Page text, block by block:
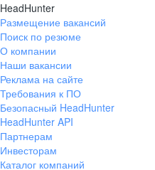
HeadHunter
Размещение вакансий
Поиск по резюме
О компании
Наши вакансии
Реклама на сайте
Требования к ПО
Безопасный HeadHunter
HeadHunter API
Партнерам
Инвесторам
Каталог компаний